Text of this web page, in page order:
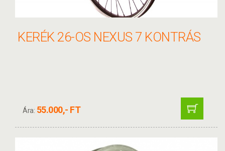
KERÉK 26-OS NEXUS 7 KONTRÁS
Ára: 55.000,- FT